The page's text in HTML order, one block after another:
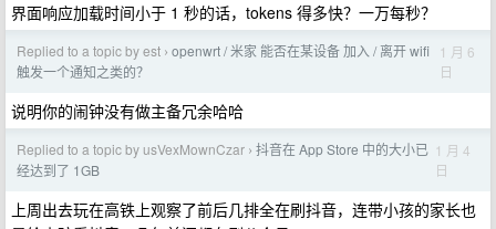
界面响应加载时间小于 1 秒的话，tokens 得多快？一万每秒？
Replied to a topic by est › openwrt / 米家 能否在某设备 加入 / 离开 wifi
触发一个通知之类的？
1 月 6
日
说明你的闹钟没有做主备冗余哈哈
Replied to a topic by usVexMownCzar › 抖音在 App Store 中的大小已
经达到了 1GB
1 月 4
日
上周出去玩在高铁上观察了前后几排全在刷抖音，连带小孩的家长也